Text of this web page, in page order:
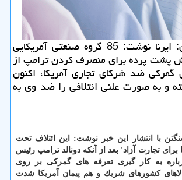
خشكشوئی آنلاین: ایرنا نوشت: 85 گروه صنعتی آمریكایی
پشت پرده برای منصرف كردن ترامپ از
گمركی ضد شركای تجاری آمریكا، اكنون
و به صورت علنی ائتلافی را ضد وی به
با انتشار این خبر نوشت: این ائتلاف تحت
برای تجارت آزاد' بعد از آنكه دونالد ترامپ رئیس
به كار گیری تعرفه های گمركی بر روی
كالاهای كشورهای شریك و هم پیمان آمریكا شدت